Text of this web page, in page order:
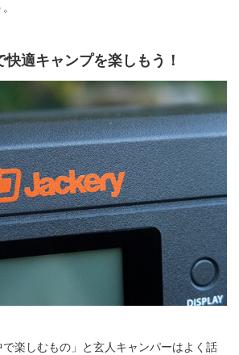
適キャンプを楽しもう！
で楽しむもの」と玄人キャンパーはよく話